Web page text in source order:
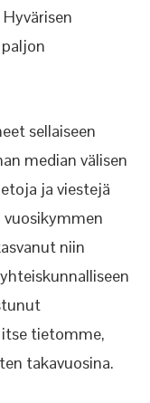
sellaiseen
median välisen
ja viestejä
vuosikymmen
niin
tietomme,
takavuosina.